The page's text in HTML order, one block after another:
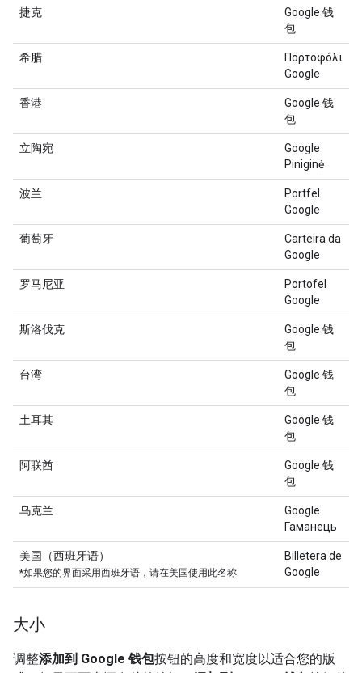
捷克
Google 钱
包
希腊
Πορτοφόλι
Google
香港
Google 钱
包
立陶宛
Google
Piniginė
波兰
Portfel
Google
葡萄牙
Carteira da
Google
罗马尼亚
Portofel
Google
斯洛伐克
Google 钱
包
台湾
Google 钱
包
土耳其
Google 钱
包
阿联酋
Google 钱
包
乌克兰
Google
Гаманець
美国（西班牙语）
*如果您的界面采用西班牙语，请在美国使用此名称
Billetera de
Google
大小
调整添加到 Google 钱包按钮的高度和宽度以适合您的版